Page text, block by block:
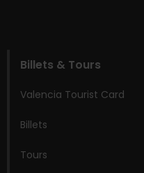
Billets & Tours
Valencia Tourist Card
Billets
Tours